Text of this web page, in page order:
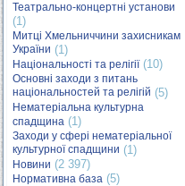
Театрально-концертні установи
(1)
Митці Хмельниччини захисникам
України (1)
Національності та релігії(10)
Основні заходи з питань
національностей та релігій (5)
Нематеріальна культурна
спадщина (1)
Заходи у сфері нематеріальної
культурної спадщини (1)
Новини (2 397)
Нормативна база (5)